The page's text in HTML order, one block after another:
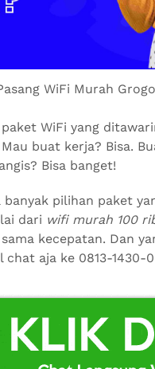
WiFi Murah
WiFi yang
buat kerja? Bisa.
Bisa banget!
pilihan paket
dari wifi murah 100
kecepatan. Dan
aja ke 0813-1430-